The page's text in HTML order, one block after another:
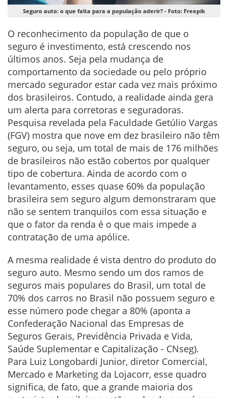
Seguro auto: o que falta para a população aderir? - Foto: Freepik
O reconhecimento da população de que o
seguro é investimento, está crescendo nos
últimos anos. Seja pela mudança de
comportamento da sociedade ou pelo próprio
mercado segurador estar cada vez mais próximo
dos brasileiros. Contudo, a realidade ainda gera
um alerta para corretoras e seguradoras.
Pesquisa revelada pela Faculdade Getúlio Vargas
(FGV) mostra que nove em dez brasileiro não têm
seguro, ou seja, um total de mais de 176 milhões
de brasileiros não estão cobertos por qualquer
tipo de cobertura. Ainda de acordo com o
levantamento, esses quase 60% da população
brasileira sem seguro algum demonstraram que
não se sentem tranquilos com essa situação e
que o fator da renda é o que mais impede a
contratação de uma apólice.
A mesma realidade é vista dentro do produto do
seguro auto. Mesmo sendo um dos ramos de
seguros mais populares do Brasil, um total de
70% dos carros no Brasil não possuem seguro e
esse número pode chegar a 80% (aponta a
Confederação Nacional das Empresas de
Seguros Gerais, Previdência Privada e Vida,
Saúde Suplementar e Capitalização - CNseg).
Para Luiz Longobardi Junior, diretor Comercial,
Mercado e Marketing da Lojacorr, esse quadro
significa, de fato, que a grande maioria dos